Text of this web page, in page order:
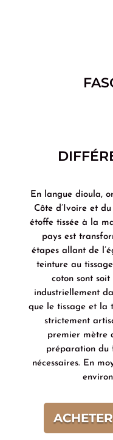
En langue dioula,
Côte d’Ivoire et
étoffe tissée à la
pays est
étapes allant de
teinture au
coton sont
industriellement
que le tissage et la
strictement
premier mètre
préparation du
nécessaires. En